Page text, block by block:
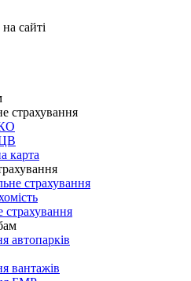
сайті
страхування
карта
страхування
страхування
автопарків
вантажів